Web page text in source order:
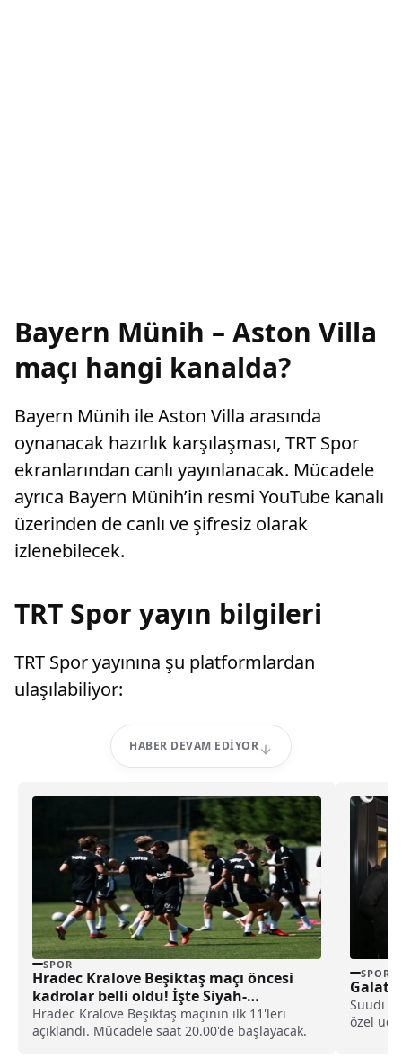
Bayern Münih – Aston Villa
maçı hangi kanalda?
Bayern Münih ile Aston Villa arasında
oynanacak hazırlık karşılaşması, TRT Spor
ekranlarından canlı yayınlanacak. Mücadele
ayrıca Bayern Münih’in resmi YouTube kanalı
üzerinden de canlı ve şifresiz olarak
izlenebilecek.
TRT Spor yayın bilgileri
TRT Spor yayınına şu platformlardan
ulaşılabiliyor:
HABER DEVAM EDIYOR
SPOR
Hradec Kralove Beşiktaş maçı öncesi
kadrolar belli oldu! İşte Siyah-
Beyazlıların 11’i
Hradec Kralove Beşiktaş maçının ilk 11'leri
açıklandı. Mücadele saat 20.00'de başlayacak.
SPOR
Suudi
özel